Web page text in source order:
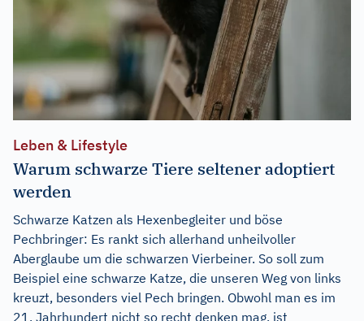
Leben & Lifestyle
Warum schwarze Tiere seltener adoptiert
werden
Schwarze Katzen als Hexenbegleiter und böse
Pechbringer: Es rankt sich allerhand unheilvoller
Aberglaube um die schwarzen Vierbeiner. So soll zum
Beispiel eine schwarze Katze, die unseren Weg von links
kreuzt, besonders viel Pech bringen. Obwohl man es im
21. Jahrhundert nicht so recht denken mag, ist